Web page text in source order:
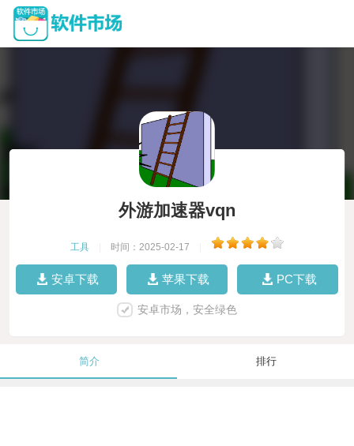
外游加速器vqn
工具 时间：2025-02-17
安卓下载 苹果下载 PC下载
安卓市场，安全绿色
简介 排行